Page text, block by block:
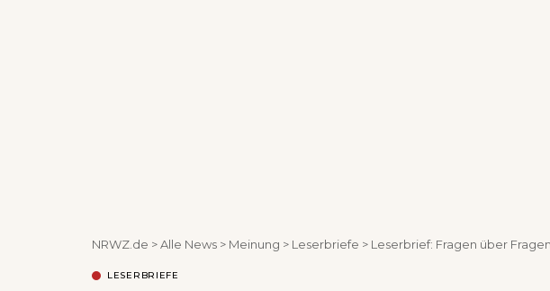
NRWZ.de >Alle News > Meinung > Leserbriefe > Leserbrief: Fragen über
LESERBRIEFE